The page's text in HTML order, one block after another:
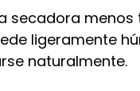
secadora
ligeramente
naturalmente.